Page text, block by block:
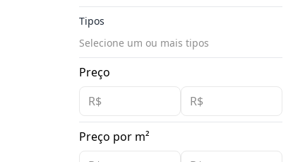
Tipos
Selecione um ou mais tipos
Preço
Preço por m²